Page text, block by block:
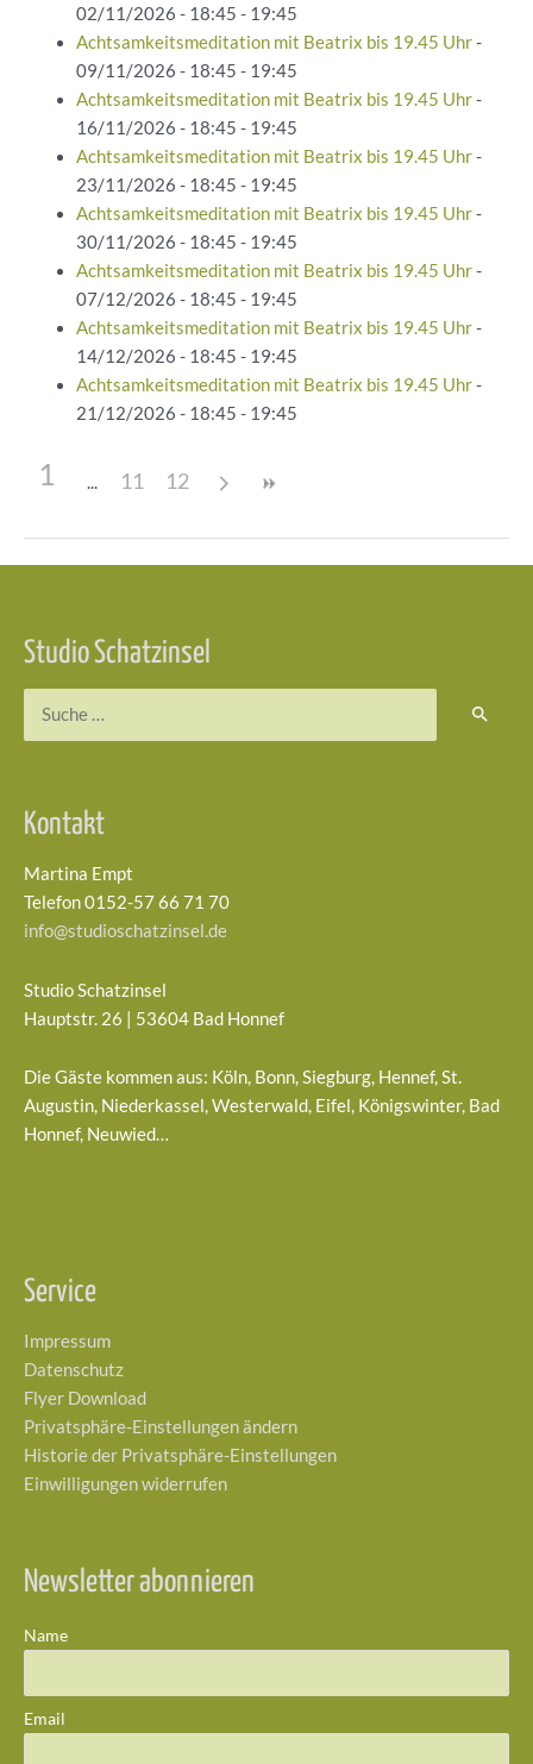
02/11/2026 - 18:45 - 19:45
Achtsamkeitsmeditation mit Beatrix bis 19.45 Uhr-
09/11/2026 - 18:45 - 19:45
Achtsamkeitsmeditation mit Beatrix bis 19.45 Uhr-
16/11/2026 - 18:45 - 19:45
Achtsamkeitsmeditation mit Beatrix bis 19.45 Uhr-
23/11/2026 - 18:45 - 19:45
Achtsamkeitsmeditation mit Beatrix bis 19.45 Uhr-
30/11/2026 - 18:45 - 19:45
Achtsamkeitsmeditation mit Beatrix bis 19.45 Uhr-
07/12/2026 - 18:45 - 19:45
Achtsamkeitsmeditation mit Beatrix bis 19.45 Uhr-
14/12/2026 - 18:45 - 19:45
Achtsamkeitsmeditation mit Beatrix bis 19.45 Uhr-
21/12/2026 - 18:45 - 19:45
1 11 12
Studio Schatzinsel
Kontakt
Martina Empt
Telefon 0152-57 66 71 70
info@studioschatzinsel.de
Studio Schatzinsel
Hauptstr. 26 | 53604 Bad Honnef
Die Gäste kommen aus: Köln, Bonn, Siegburg, Hennef, St.
Augustin, Niederkassel, Westerwald, Eifel, Königswinter, Bad
Honnef, Neuwied…
Service
Impressum
Datenschutz
Flyer Download
Privatsphäre-Einstellungen ändern
Historie der Privatsphäre-Einstellungen
Einwilligungen widerrufen
Newsletter abonnieren
Name
Email